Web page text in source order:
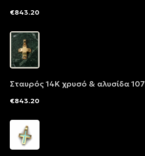
€843.20
Σταυρός 14Κ χρυσό & αλυσίδα 107
€843.20